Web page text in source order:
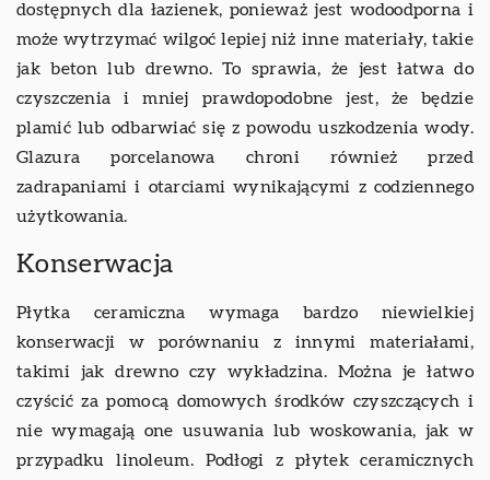
dostępnych dla łazienek, ponieważ jest wodoodporna i
może wytrzymać wilgoć lepiej niż inne materiały, takie
jak beton lub drewno. To sprawia, że jest łatwa do
czyszczenia i mniej prawdopodobne jest, że będzie
plamić lub odbarwiać się z powodu uszkodzenia wody.
Glazura porcelanowa chroni również przed
zadrapaniami i otarciami wynikającymi z codziennego
użytkowania.
Konserwacja
Płytka ceramiczna wymaga bardzo niewielkiej
konserwacji w porównaniu z innymi materiałami,
takimi jak drewno czy wykładzina. Można je łatwo
czyścić za pomocą domowych środków czyszczących i
nie wymagają one usuwania lub woskowania, jak w
przypadku linoleum. Podłogi z płytek ceramicznych